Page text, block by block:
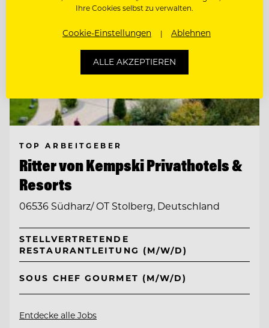
TOP ARBEITGEBER
Ritter von Kempski Privathotels &
Resorts
06536 Südharz/ OT Stolberg, Deutschland
STELLVERTRETENDE
RESTAURANTLEITUNG (M/W/D)
SOUS CHEF GOURMET (M/W/D)
Entdecke alle Jobs
Ihre Cookies selbst zu verwalten.
Cookie-Einstellungen Ablehnen
ALLE AKZEPTIEREN